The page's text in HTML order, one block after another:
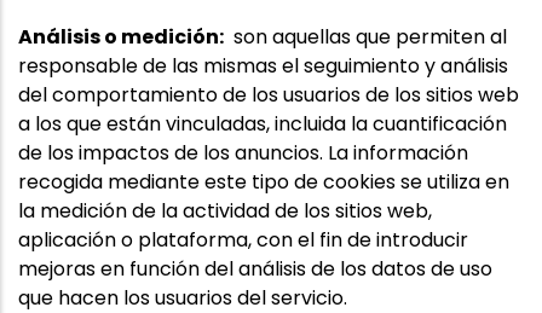
Análisis o medición: son aquellas que permiten al
responsable de las mismas el seguimiento y análisis
del comportamiento de los usuarios de los sitios web
a los que están vinculadas, incluida la cuantificación
de los impactos de los anuncios. La información
recogida mediante este tipo de cookies se utiliza en
la medición de la actividad de los sitios web,
aplicación o plataforma, con el fin de introducir
mejoras en función del análisis de los datos de uso
que hacen los usuarios del servicio.